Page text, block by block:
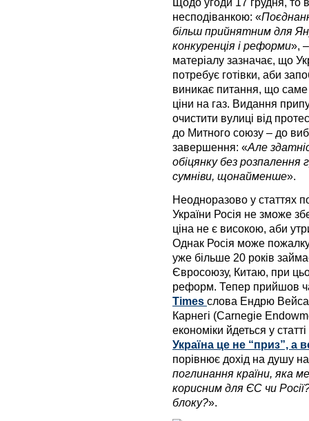
несподіванкою: «
більш прийнятним для
конкуренція і реформи»,
матеріалу зазначає, що
потребує готівки, аби
виникає питання, що
ціни на газ. Видання
очистити вулиці від
до Митного союзу – до
завершення: «Але
обіцянку без розпалення
сумніви, щонайменше».
Неодноразово у статтях
України Росія не зможе
ціна не є високою, аби
Однак Росія може
уже більше 20 років
Євросоюзу, Китаю, при
реформ. Тепер прийшов
Times слова Ендрю Вейса
Карнегі (Carnegie
економіки йдеться у
Україна це не “приз”, а
порівнює дохід на душу
поглинання країни, яка
корисним для ЄС чи
блоку?».